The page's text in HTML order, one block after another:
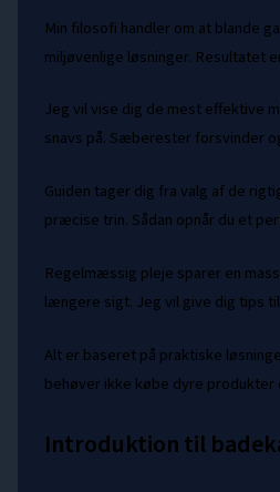
Min filosofi handler om at blande
miljøvenlige løsninger. Resultatet
Jeg vil vise dig de mest effektive
snavs på. Sæberester forsvinder
Guiden tager dig fra valg af de
præcise trin. Sådan opnår du et
Regelmæssig pleje sparer en
længere sigt. Jeg vil give dig tips
Alt er baseret på praktiske
behøver ikke købe dyre produkter
Introduktion til